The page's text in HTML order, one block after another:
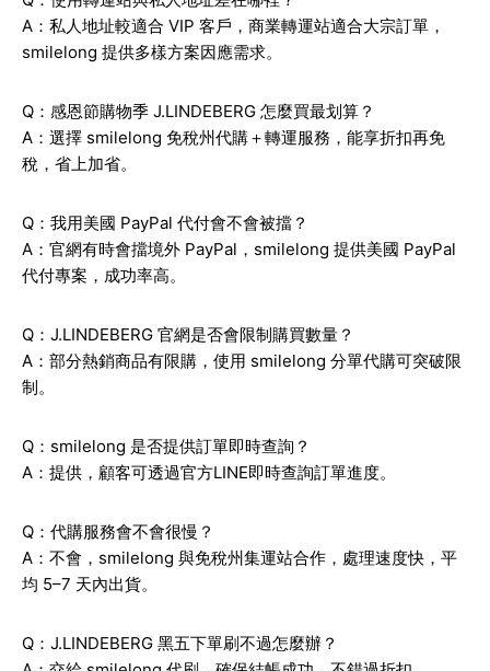
A：私人地址較適合 VIP 客戶，商業轉運站適合大宗訂單，
smilelong 提供多樣方案因應需求。
Q：感恩節購物季 J.LINDEBERG 怎麼買最划算？
A：選擇 smilelong 免稅州代購＋轉運服務，能享折扣再免
稅，省上加省。
Q：我用美國 PayPal 代付會不會被擋？
A：官網有時會擋境外 PayPal，smilelong 提供美國 PayPal
代付專案，成功率高。
Q：J.LINDEBERG 官網是否會限制購買數量？
A：部分熱銷商品有限購，使用 smilelong 分單代購可突破限
制。
Q：smilelong 是否提供訂單即時查詢？
A：提供，顧客可透過官方LINE即時查詢訂單進度。
Q：代購服務會不會很慢？
A：不會，smilelong 與免稅州集運站合作，處理速度快，平
均 5–7 天內出貨。
Q：J.LINDEBERG 黑五下單刷不過怎麼辦？